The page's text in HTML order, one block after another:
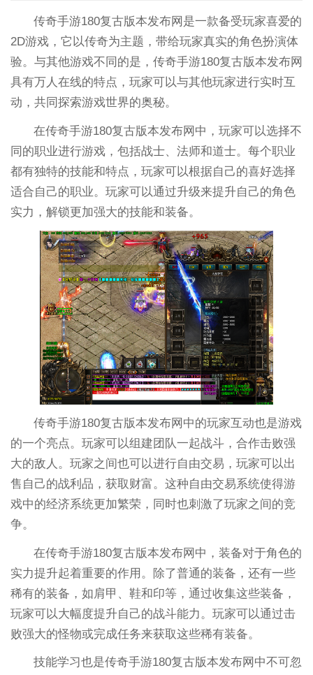
传奇手游180复古版本发布网是一款备受玩家喜爱的
2D游戏，它以传奇为主题，带给玩家真实的角色扮演体
验。与其他游戏不同的是，传奇手游180复古版本发布网
具有万人在线的特点，玩家可以与其他玩家进行实时互
动，共同探索游戏世界的奥秘。
在传奇手游180复古版本发布网中，玩家可以选择不
同的职业进行游戏，包括战士、法师和道士。每个职业
都有独特的技能和特点，玩家可以根据自己的喜好选择
适合自己的职业。玩家可以通过升级来提升自己的角色
实力，解锁更加强大的技能和装备。
传奇手游180复古版本发布网中的玩家互动也是游戏
的一个亮点。玩家可以组建团队一起战斗，合作击败强
大的敌人。玩家之间也可以进行自由交易，玩家可以出
售自己的战利品，获取财富。这种自由交易系统使得游
戏中的经济系统更加繁荣，同时也刺激了玩家之间的竞
争。
在传奇手游180复古版本发布网中，装备对于角色的
实力提升起着重要的作用。除了普通的装备，还有一些
稀有的装备，如肩甲、鞋和印等，通过收集这些装备，
玩家可以大幅度提升自己的战斗能力。玩家可以通过击
败强大的怪物或完成任务来获取这些稀有装备。
技能学习也是传奇手游180复古版本发布网中不可忽